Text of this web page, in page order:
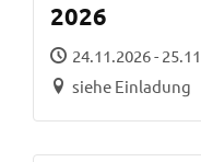
2026
24.11.2026 -
siehe Einladung